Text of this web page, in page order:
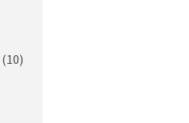
(10)